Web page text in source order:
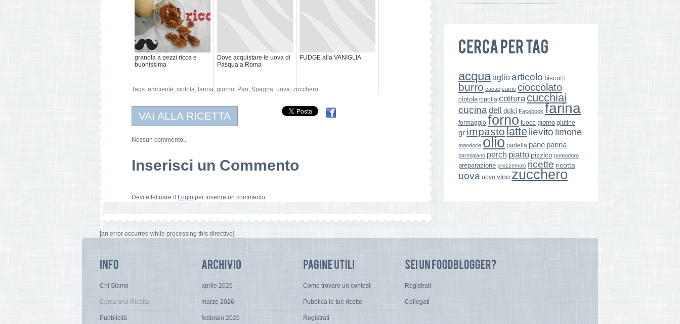
granola a pezzi ricca e
buonissima
Dove acquistare le uova di
Pasqua a Roma
FUDGE alla VANIGLIA
Tags: ambiente, ciotola, farina, giorno, Pan, Spagna, uova, zucchero
VAI ALLA RICETTA
Nessun commento...
Inserisci un Commento
Devi effettuare il Login per inserire un commento.
[an error occurred while processing this directive]
acquaaglio articolo biscotti
burro cacao carne cioccolato
ciotola cipolla cottura cucchiai
cucina dell dolci Facebook farina
formaggio forno fuoco giorno glutine
gr impasto latte lievito limone
mandorle olio padella pane panna
parmigiano perch piatto pizzico pomodoro
preparazione prezzemolo ricette ricotta
uova uovo vino zucchero
Chi Siamo
Cerca una Ricetta
Pubblicità
aprile 2026
marzo 2026
febbraio 2026
Come trovare un contest
Pubblica le tue ricette
Registrati
Registrati
Collegati